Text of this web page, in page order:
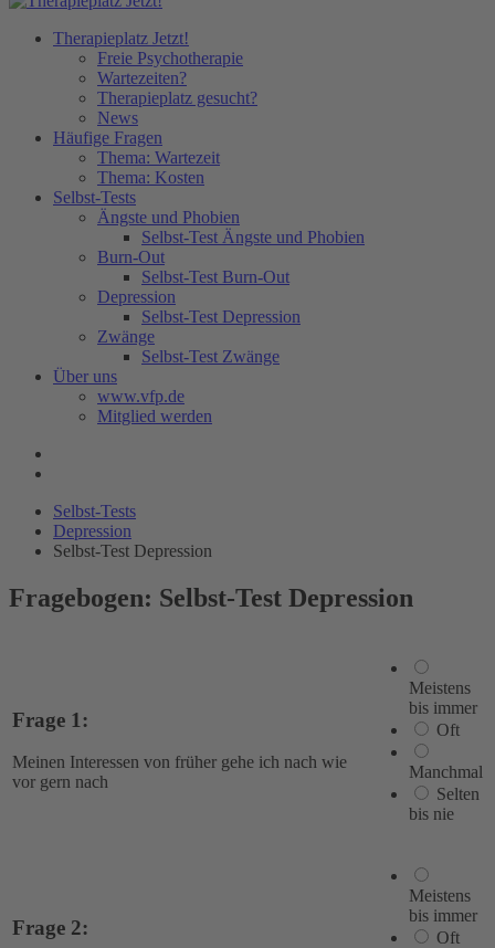
Therapieplatz Jetzt!
Freie Psychotherapie
Wartezeiten?
Therapieplatz gesucht?
News
Häufige Fragen
Thema: Wartezeit
Thema: Kosten
Selbst-Tests
Ängste und Phobien
Selbst-Test Ängste und Phobien
Burn-Out
Selbst-Test Burn-Out
Depression
Selbst-Test Depression
Zwänge
Selbst-Test Zwänge
Über uns
www.vfp.de
Mitglied werden
Selbst-Tests
Depression
Selbst-Test Depression
Fragebogen: Selbst-Test Depression
Frage 1:
Meinen Interessen von früher gehe ich nach wie
vor gern nach
Meistens
bis immer
Oft
Manchmal
Selten
bis nie
Frage 2:
Meistens
bis immer
Oft